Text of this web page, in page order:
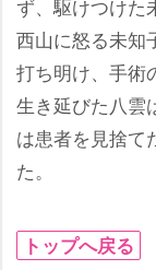
ず、駆けつけた
西山に怒る未知
打ち明け、手術
生き延びた八雲
は患者を見捨て
た。
トップへ戻る